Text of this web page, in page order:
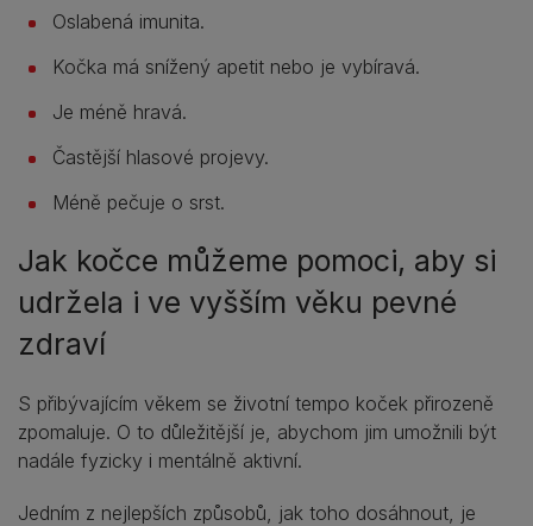
Oslabená imunita.
Kočka má snížený apetit nebo je vybíravá.
Je méně hravá.
Častější hlasové projevy.
Méně pečuje o srst.
Jak kočce můžeme pomoci, aby si
udržela i ve vyšším věku pevné
zdraví
S přibývajícím věkem se životní tempo koček přirozeně
zpomaluje. O to důležitější je, abychom jim umožnili být
nadále fyzicky i mentálně aktivní.
Jedním z nejlepších způsobů, jak toho dosáhnout, je